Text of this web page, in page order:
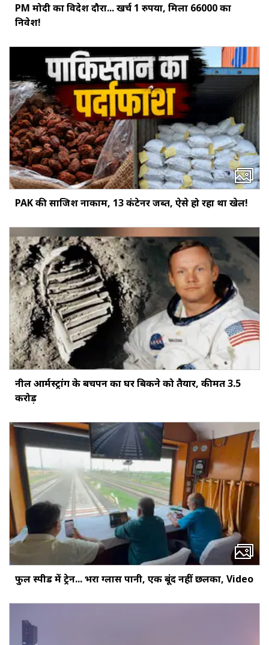
PM मोदी का विदेश दौरा... खर्च 1 रुपया, मिला ₹66000 का
निवेश!
PAK की साजिश नाकाम, 13 कंटेनर जब्त, ऐसे हो रहा था खेल!
नील आर्मस्ट्रांग के बचपन का घर बिकने को तैयार, कीमत 3.5
करोड़
फुल स्पीड में ट्रेन... भरा ग्लास पानी, एक बूंद नहीं छलका, Video